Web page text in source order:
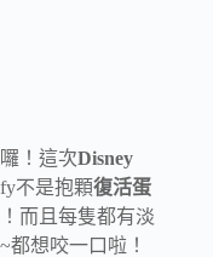
！這次Disney
不是抱顆復活蛋
而且每隻都有淡
都想咬一口啦！